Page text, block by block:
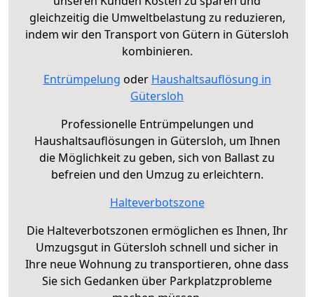
gleichzeitig die Umweltbelastung zu reduzieren,
indem wir den Transport von Gütern in Gütersloh
kombinieren.
Entrümpelung oder Haushaltsauflösung in
Gütersloh
Professionelle Entrümpelungen und
Haushaltsauflösungen in Gütersloh, um Ihnen
die Möglichkeit zu geben, sich von Ballast zu
befreien und den Umzug zu erleichtern.
Halteverbotszone
Die Halteverbotszonen ermöglichen es Ihnen, Ihr
Umzugsgut in Gütersloh schnell und sicher in
Ihre neue Wohnung zu transportieren, ohne dass
Sie sich Gedanken über Parkplatzprobleme